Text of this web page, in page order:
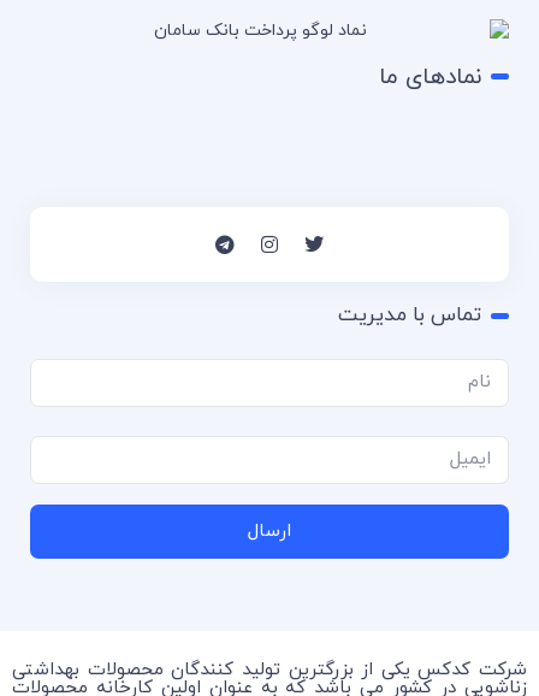
نمادهای ما
تماس با مدیریت
ارسال
شرکت کدکس یکی از بزرگترین تولید کنندگان محصولات بهداشتی
زناشویی در کشور می باشد که به عنوان اولین کارخانه محصولات